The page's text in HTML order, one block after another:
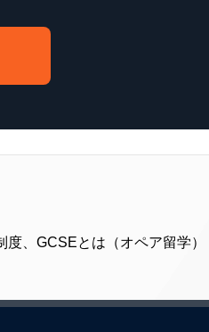
度、GCSEとは（オペア留学）